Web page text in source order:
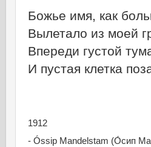
Божье имя, как
Вылетало из моей
Впереди густой
И пустая клетка
1912
- Óssip Mandelstam (О́сип